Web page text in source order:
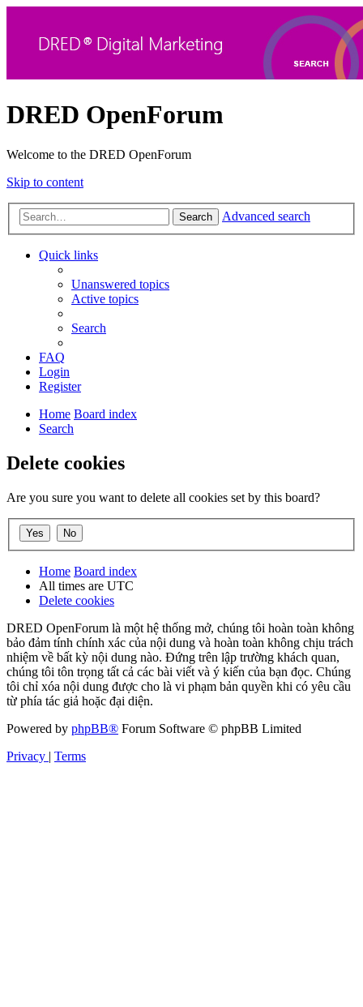
DRED OpenForum
Welcome to the DRED OpenForum
Skip to content
Search Advanced search
Quick links
Unanswered topics
Active topics
Search
FAQ
Login
Register
Home Board index
Search
Delete cookies
Are you sure you want to delete all cookies set by this board?
Home Board index
All times are UTC
Delete cookies
DRED OpenForum là một hệ thống mở, chúng tôi hoàn toàn không
bảo đảm tính chính xác của nội dung và hoàn toàn không chịu trách
nhiệm về bất kỳ nội dung nào. Đứng trên lập trường khách quan,
chúng tôi tôn trọng tất cả các bài viết và ý kiến của bạn đọc. Chúng
tôi chỉ xóa nội dung được cho là vi phạm bản quyền khi có yêu cầu
từ phía tác giả hoặc đại diện.
Powered by phpBB® Forum Software © phpBB Limited
Privacy | Terms